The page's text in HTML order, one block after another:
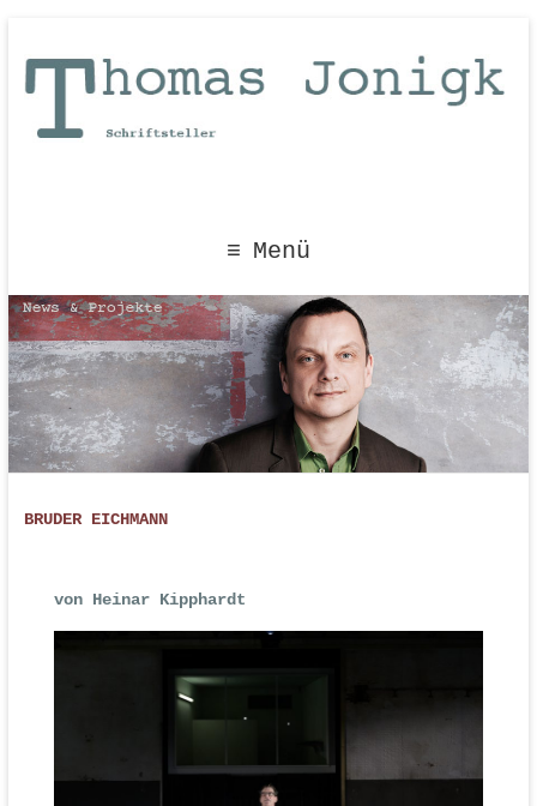
Menü
BRUDER EICHMANN
von Heinar Kipphardt